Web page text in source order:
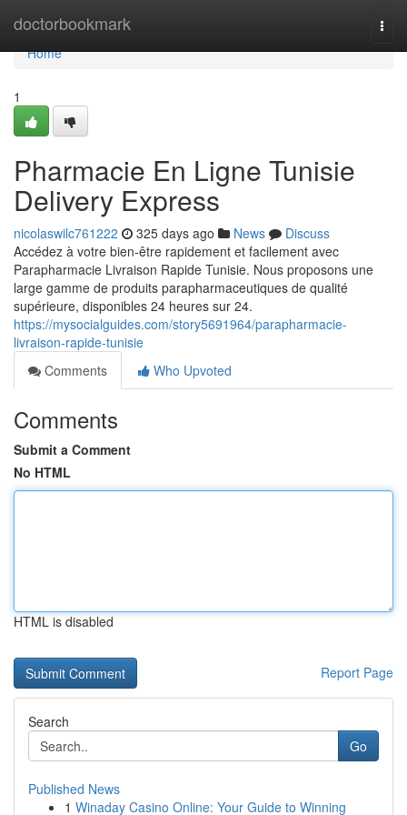
doctorbookmark
Home
Home
1
Pharmacie En Ligne Tunisie
Delivery Express
nicolaswilc761222 325 days ago News
Discuss
Accédez à votre bien-être rapidement et facilement avec
Parapharmacie Livraison Rapide Tunisie. Nous proposons une
large gamme de produits parapharmaceutiques de qualité
supérieure, disponibles 24 heures sur 24.
https://mysocialguides.com/story5691964/parapharmacie-
livraison-rapide-tunisie
Comments
Who Upvoted
Comments
Submit a Comment
No HTML
HTML is disabled
Report Page
Search
Go
Published News
1 Winaday Casino Online: Your Guide to Winning